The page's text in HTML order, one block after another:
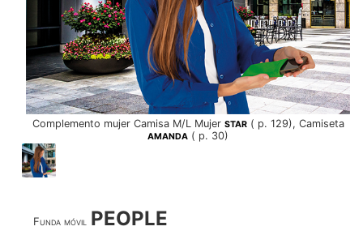
Complemento mujer Camisa M/L Mujer STAR( p. 129), Camiseta
AMANDA ( p. 30)
Funda móvil PEOPLE